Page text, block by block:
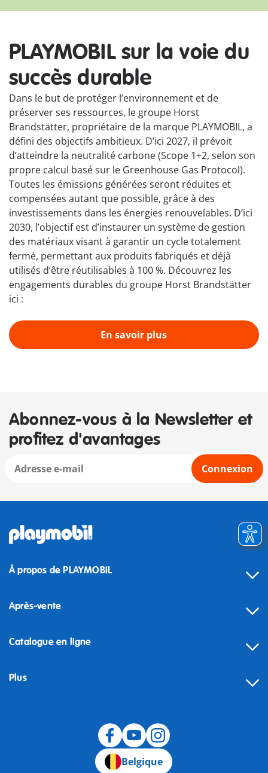
PLAYMOBIL sur la voie du
succès durable
Dans le but de protéger l’environnement et de
préserver ses ressources, le groupe Horst
Brandstätter, propriétaire de la marque PLAYMOBIL, a
défini des objectifs ambitieux. D’ici 2027, il prévoit
d’atteindre la neutralité carbone (Scope 1+2, selon son
propre calcul basé sur le Greenhouse Gas Protocol).
Toutes les émissions générées seront réduites et
compensées autant que possible, grâce à des
investissements dans les énergies renouvelables. D’ici
2030, l’objectif est d’instaurer un système de gestion
des matériaux visant à garantir un cycle totalement
fermé, permettant aux produits fabriqués et déjà
utilisés d’être réutilisables à 100 %. Découvrez les
engagements durables du groupe Horst Brandstätter
ici :
En savoir plus
Abonnez-vous à la Newsletter et
profitez d'avantages
Connexion
À propos de PLAYMOBIL
Après-vente
Catalogue en ligne
Plus
Belgique